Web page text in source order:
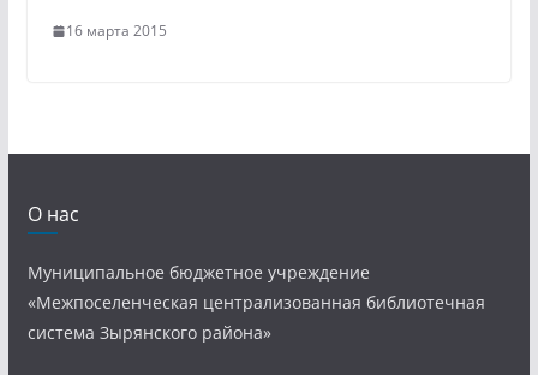
16 марта 2015
О нас
Муниципальное бюджетное учреждение
«Межпоселенческая централизованная библиотечная
система Зырянского района»